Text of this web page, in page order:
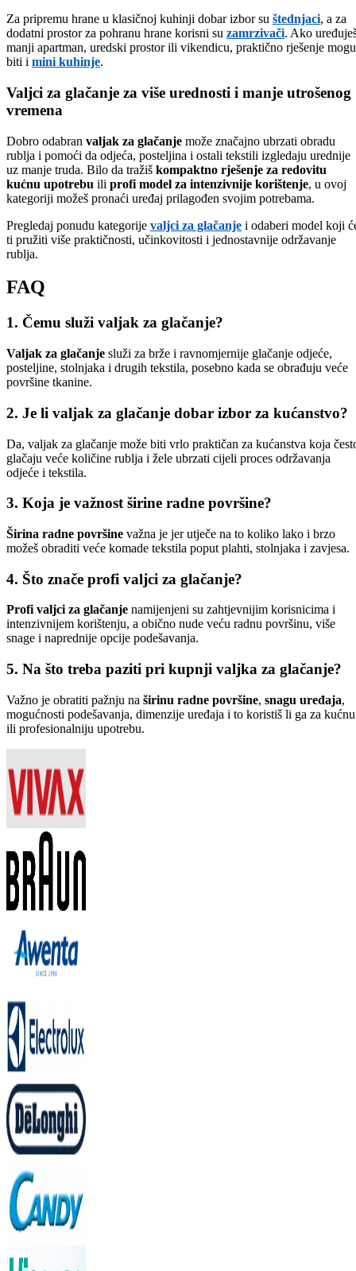
Za pripremu hrane u klasičnoj kuhinji dobar izbor su štednjaci, a za
dodatni prostor za pohranu hrane korisni su zamrzivači. Ako
manji apartman, uredski prostor ili vikendicu, praktično rješenje mogu
biti i mini kuhinje.
Valjci za glačanje za više urednosti i manje utrošenog
vremena
Dobro odabran valjak za glačanje može značajno ubrzati obradu
rublja i pomoći da odjeća, posteljina i ostali tekstili izgledaju urednije
uz manje truda. Bilo da tražiš kompaktno rješenje za redovitu
kućnu upotrebu ili profi model za intenzivnije korištenje, u ovoj
kategoriji možeš pronaći uređaj prilagođen svojim potrebama.
Pregledaj ponudu kategorije valjci za glačanje i odaberi model koji
ti pružiti više praktičnosti, učinkovitosti i jednostavnije održavanje
rublja.
FAQ
1. Čemu služi valjak za glačanje?
Valjak za glačanje služi za brže i ravnomjernije glačanje odjeće,
posteljine, stolnjaka i drugih tekstila, posebno kada se obrađuju veće
površine tkanine.
2. Je li valjak za glačanje dobar izbor za kućanstvo?
Da, valjak za glačanje može biti vrlo praktičan za kućanstva koja
glačaju veće količine rublja i žele ubrzati cijeli proces održavanja
odjeće i tekstila.
3. Koja je važnost širine radne površine?
Širina radne površine važna je jer utječe na to koliko lako i brzo
možeš obraditi veće komade tekstila poput plahti, stolnjaka i zavjesa.
4. Što znače profi valjci za glačanje?
Profi valjci za glačanje namijenjeni su zahtjevnijim korisnicima i
intenzivnijem korištenju, a obično nude veću radnu površinu, više
snage i naprednije opcije podešavanja.
5. Na što treba paziti pri kupnji valjka za glačanje?
Važno je obratiti pažnju na širinu radne površine, snagu uređaja,
mogućnosti podešavanja, dimenzije uređaja i to koristiš li ga za kućnu
ili profesionalniju upotrebu.